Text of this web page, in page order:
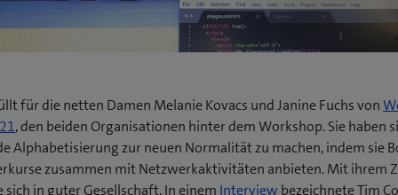
für die netten Damen Melanie Kovacs und Janine Fuchs von
(
ö
f
f
, den beiden Organisationen hinter dem Workshop. Sie haben
Alphabetisierung zur neuen Normalität zu machen, indem sie
zusammen mit Netzwerkaktivitäten anbieten. Mit ihrem
sich in guter Gesellschaft. In einem Interview(bezeichnete Tim